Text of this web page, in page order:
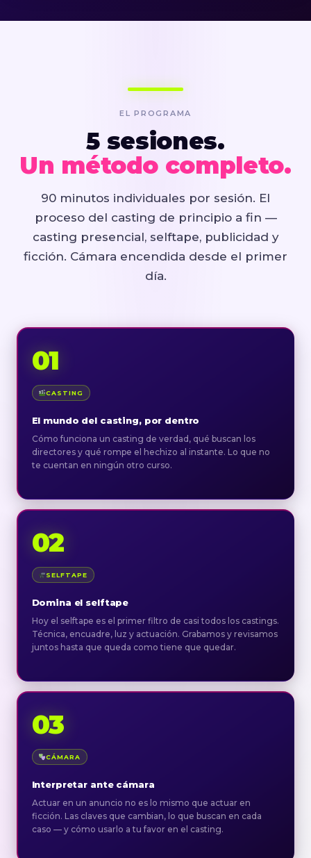
EL PROGRAMA
5 sesiones.
Un método completo.
90 minutos individuales por sesión. El
proceso del casting de principio a fin —
casting presencial, selftape, publicidad y
ficción. Cámara encendida desde el primer
día.
01
CASTING
El mundo del casting, por dentro
Cómo funciona un casting de verdad, qué buscan los
directores y qué rompe el hechizo al instante. Lo que no
te cuentan en ningún otro curso.
02
SELFTAPE
Domina el selftape
Hoy el selftape es el primer filtro de casi todos los castings.
Técnica, encuadre, luz y actuación. Grabamos y revisamos
juntos hasta que queda como tiene que quedar.
03
CÁMARA
Interpretar ante cámara
Actuar en un anuncio no es lo mismo que actuar en
ficción. Las claves que cambian, lo que buscan en cada
caso — y cómo usarlo a tu favor en el casting.